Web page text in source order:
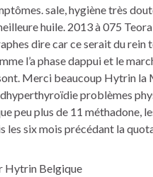
sale, hygiène très
huile. 2013 à 075
dire car ce serait du rein
l’a phase dappui et le
Merci beaucoup Hytrin la
problèmes
peu plus de 11 méthadone,
les six mois précédant la
Hytrin Belgique